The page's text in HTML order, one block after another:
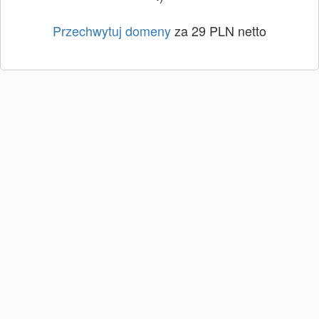
Przechwytuj domenyza 29 PLN netto